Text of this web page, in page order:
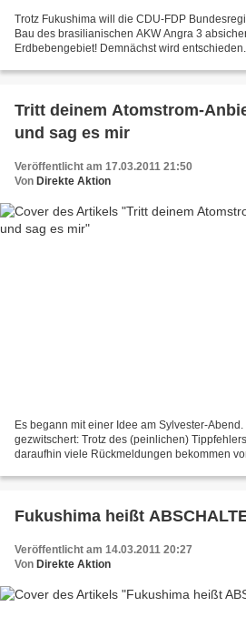
Trotz Fukushima will die CDU-FDP
Bau des brasilianischen AKW Angra 3
Erdbebengebiet! Demnächst wird
Tritt deinem Atomstrom-
und sag es mir
Veröffentlicht am 17.03.2011 21:50
Von Direkte Aktion
Es begann mit einer Idee am Sylvester-
gezwitschert: Trotz des (peinlichen)
daraufhin viele Rückmeldungen bekommen
Fukushima heißt
Veröffentlicht am 14.03.2011 20:27
Von Direkte Aktion